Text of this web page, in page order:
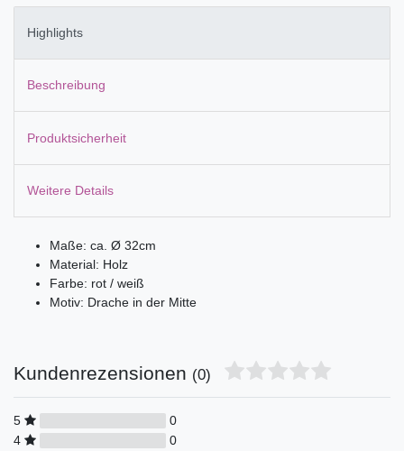
Highlights
Beschreibung
Produktsicherheit
Weitere Details
Maße: ca. Ø 32cm
Material: Holz
Farbe: rot / weiß
Motiv: Drache in der Mitte
Kundenrezensionen (0)
5
0
4
0